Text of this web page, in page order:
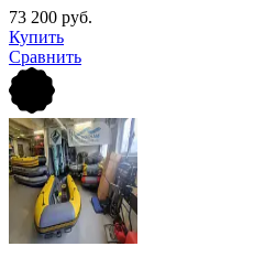
73 200 руб.
Купить
Сравнить